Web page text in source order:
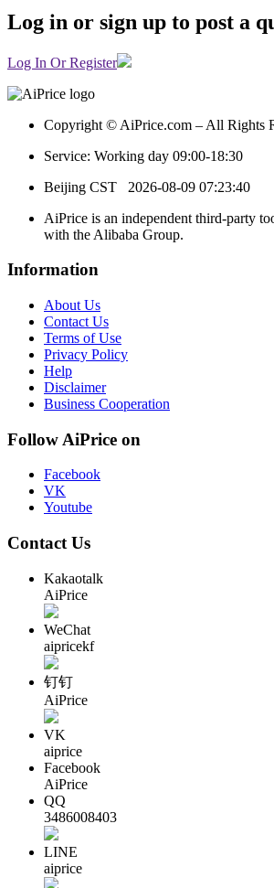
Log in or sign up to post a
Log In Or Register
Copyright © AiPrice.com – All Rights
Service: Working day 09:00-18:30
Beijing CST 2026-08-09 07:23:40
AiPrice is an independent third-party
with the Alibaba Group.
Information
About Us
Contact Us
Terms of Use
Privacy Policy
Help
Disclaimer
Business Cooperation
Follow AiPrice on
Facebook
VK
Youtube
Contact Us
Kakaotalk
AiPrice
WeChat
aipricekf
钉钉
AiPrice
VK
aiprice
Facebook
AiPrice
QQ
3486008403
LINE
aiprice